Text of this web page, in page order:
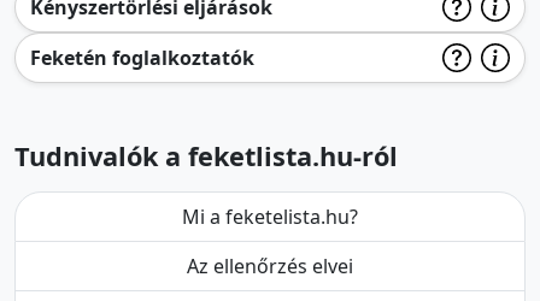
Kényszertörlési eljárások
Feketén foglalkoztatók
Tudnivalók a feketlista.hu-ról
Mi a feketelista.hu?
Az ellenőrzés elvei